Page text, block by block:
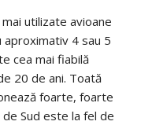
utilizate avioane
4 sau 5
cea mai fiabilă
20 de ani. Toată
foarte, foarte
Sud este la fel de